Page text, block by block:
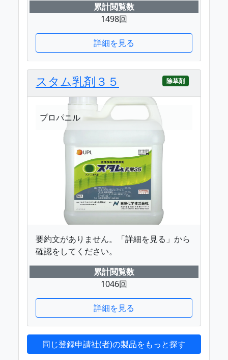
累計閲覧数
1498回
詳細を見る
スタム乳剤３５ 除草剤
プロパニル
要約文がありません。「詳細を見る」から
確認をしてください。
累計閲覧数
1046回
詳細を見る
同じ登録申請社(者)の製品をもっと探す